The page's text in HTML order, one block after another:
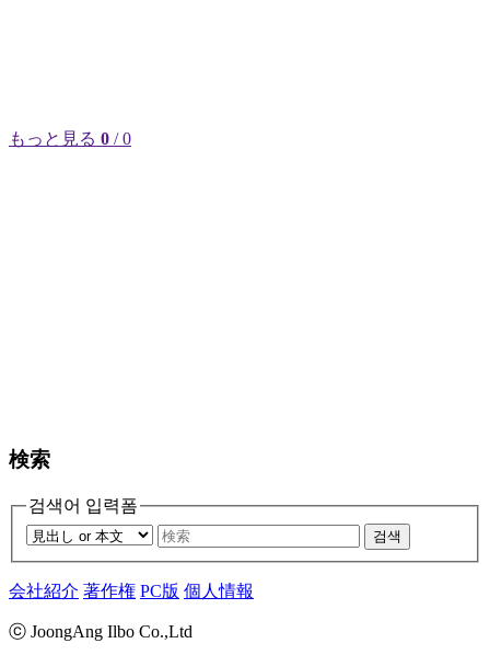
もっと見る 0 / 0
検索
검색어 입력폼
검색
会社紹介 著作権 PC版 個人情報
ⓒ JoongAng Ilbo Co.,Ltd